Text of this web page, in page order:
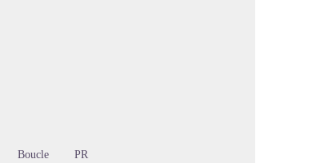
Boucle PR